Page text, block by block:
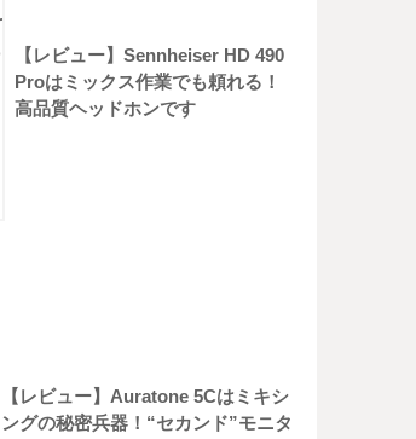
【レビュー】Sennheiser HD 490
Proはミックス作業でも頼れる！
高品質ヘッドホンです
【レビュー】Auratone 5Cはミキシ
ングの秘密兵器！“セカンド”モニタ